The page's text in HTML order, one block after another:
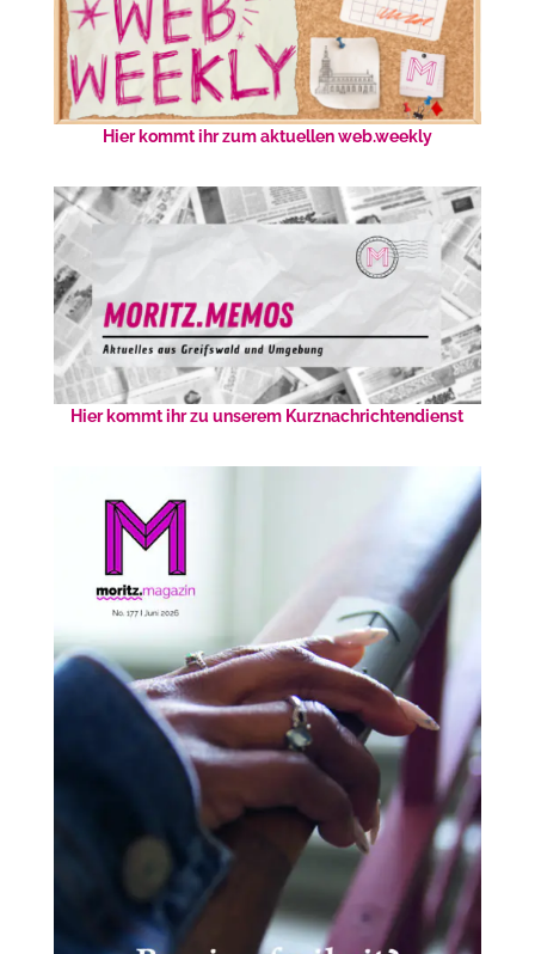
Hier kommt ihr zum aktuellen web.weekly
Hier kommt ihr zu unserem Kurznachrichtendienst